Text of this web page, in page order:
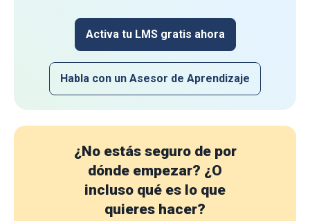
Activa tu LMS gratis ahora
Habla con un Asesor de Aprendizaje
¿No estás seguro de por
dónde empezar? ¿O
incluso qué es lo que
quieres hacer?